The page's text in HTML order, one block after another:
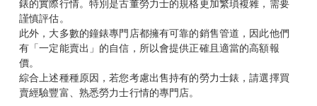
錶的實際行情。特別是古董勞力士的規格更加繁瑣複雜，需要
謹慎評估。
此外，大多數的鐘錶專門店都擁有可靠的銷售管道，因此他們
有「一定能賣出」的自信，所以會提供正確且適當的高額報
價。
綜合上述種種原因，若您考慮出售持有的勞力士錶，請選擇買
賣經驗豐富、熟悉勞力士行情的專門店。